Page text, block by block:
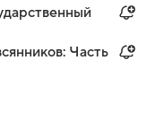
Часть